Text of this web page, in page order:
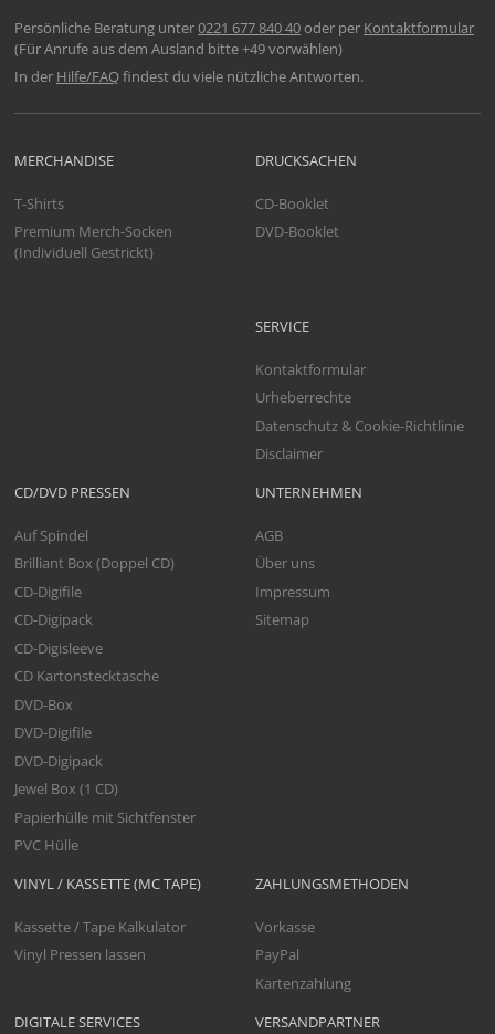
Persönliche Beratung unter0221 677 840 40oder per Kontaktformular
(Für Anrufe aus dem Ausland bitte +49 vorwählen)
In der Hilfe/FAQfindest du viele nützliche Antworten.
VINYL / KASSETTE (MC TAPE)
Kassette / Tape Kalkulator
Vinyl Pressen lassen
DIGITALE SERVICES
MERCHANDISE
T-Shirts
Premium Merch-Socken
(Individuell Gestrickt)
CD/DVD PRESSEN
Auf Spindel
Brilliant Box (Doppel CD)
CD-Digifile
CD-Digipack
CD-Digisleeve
CD Kartonstecktasche
DVD-Box
DVD-Digifile
DVD-Digipack
Jewel Box (1 CD)
Papierhülle mit Sichtfenster
PVC Hülle
DRUCKSACHEN
CD-Booklet
DVD-Booklet
SERVICE
Kontaktformular
Urheberrechte
Datenschutz & Cookie-Richtlinie
Disclaimer
UNTERNEHMEN
AGB
Über uns
Impressum
Sitemap
ZAHLUNGSMETHODEN
Vorkasse
PayPal
Kartenzahlung
VERSANDPARTNER